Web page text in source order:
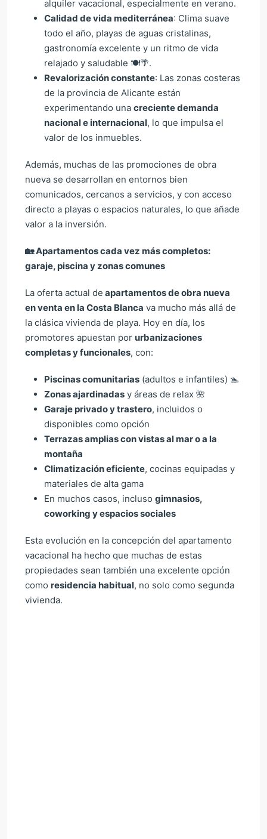
alquiler vacacional, especialmente en verano.
Calidad de vida mediterránea: Clima suave
todo el año, playas de aguas cristalinas,
gastronomía excelente y un ritmo de vida
relajado y saludable 🍽️🌴.
Revalorización constante: Las zonas costeras
de la provincia de Alicante están
experimentando una creciente demanda
nacional e internacional, lo que impulsa el
valor de los inmuebles.
Además, muchas de las promociones de obra
nueva se desarrollan en entornos bien
comunicados, cercanos a servicios, y con acceso
directo a playas o espacios naturales, lo que añade
valor a la inversión.
🏡Apartamentos cada vez más completos:
garaje, piscina y zonas comunes
La oferta actual de apartamentos de obra nueva
en venta en la Costa Blanca va mucho más allá de
la clásica vivienda de playa. Hoy en día, los
promotores apuestan por urbanizaciones
completas y funcionales, con:
Piscinas comunitarias (adultos e infantiles) 🏊
Zonas ajardinadas y áreas de relax 🌺
Garaje privado y trastero, incluidos o
disponibles como opción
Terrazas amplias con vistas al mar o a la
montaña
Climatización eficiente, cocinas equipadas y
materiales de alta gama
En muchos casos, incluso gimnasios,
coworking y espacios sociales
Esta evolución en la concepción del apartamento
vacacional ha hecho que muchas de estas
propiedades sean también una excelente opción
como residencia habitual, no solo como segunda
vivienda.